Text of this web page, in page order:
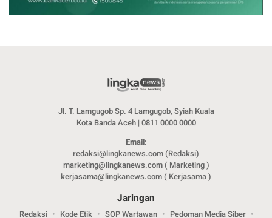
Jl. T. Lamgugob Sp. 4 Lamgugob, Syiah Kuala
Kota Banda Aceh | 0811 0000 0000
Email:
redaksi@lingkanews.com (Redaksi)
marketing@lingkanews.com ( Marketing )
kerjasama@lingkanews.com ( Kerjasama )
Jaringan
Redaksi Kode Etik SOP Wartawan Pedoman Media Siber